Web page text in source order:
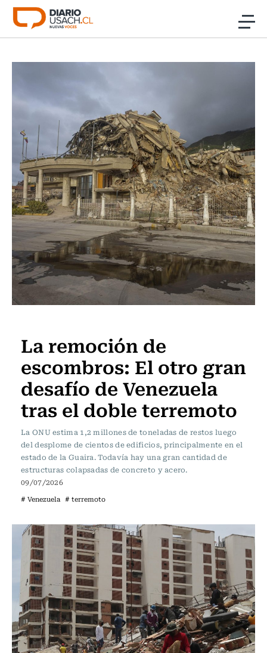
Click acá para ir directamente al contenido
Cultura
Programas Radio y TV Usach
La remoción de
escombros: El otro gran
desafío de Venezuela
tras el doble terremoto
La ONU estima 1,2 millones de toneladas de restos luego
del desplome de cientos de edificios, principalmente en el
estado de la Guaira. Todavía hay una gran cantidad de
estructuras colapsadas de concreto y acero.
09/07/2026
# Venezuela # terremoto